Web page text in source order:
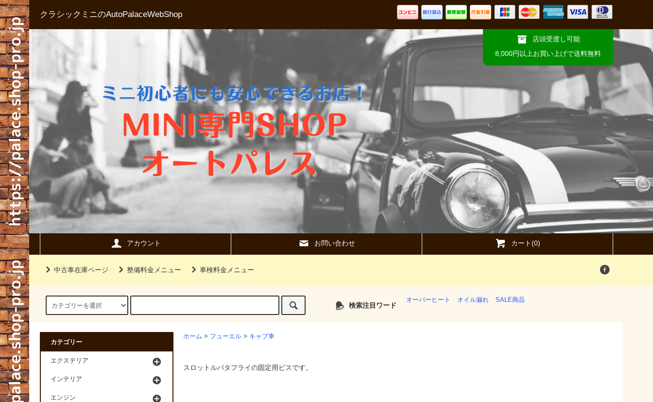
クラシックミニのAutoPalaceWebShop
店頭受渡し可能
8,000円以上お買い上げで送料無料
アカウント お問い合わせ カート(0)
中古車在庫ページ 整備料金メニュー 車検料金メニュー
検索注目ワード
オーバーヒート オイル漏れ SALE商品
ホーム > フューエル > キャブ車
スロットルバタフライの固定用ビスです。
カテゴリー
エクステリア
インテリア
エンジン